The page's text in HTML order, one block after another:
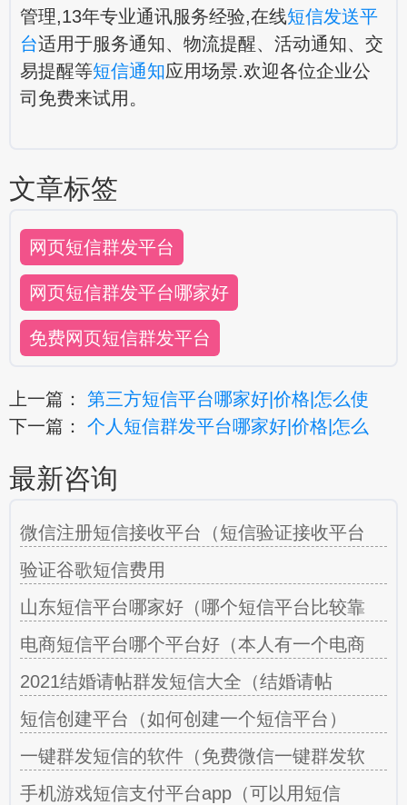
管理,13年专业通讯服务经验,在线短信发送平
台适用于服务通知、物流提醒、活动通知、交
易提醒等短信通知应用场景.欢迎各位企业公
司免费来试用。
文章标签
网页短信群发平台
网页短信群发平台哪家好
免费网页短信群发平台
上一篇： 第三方短信平台哪家好|价格|怎么使
下一篇： 个人短信群发平台哪家好|价格|怎么
最新咨询
微信注册短信接收平台（短信验证接收平台
验证谷歌短信费用
山东短信平台哪家好（哪个短信平台比较靠
电商短信平台哪个平台好（本人有一个电商
2021结婚请帖群发短信大全（结婚请帖
短信创建平台（如何创建一个短信平台）
一键群发短信的软件（免费微信一键群发软
手机游戏短信支付平台app（可以用短信